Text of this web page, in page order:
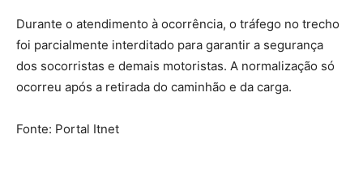
Durante o atendimento à ocorrência, o tráfego no trecho
foi parcialmente interditado para garantir a segurança
dos socorristas e demais motoristas. A normalização só
ocorreu após a retirada do caminhão e da carga.
Fonte: Portal Itnet